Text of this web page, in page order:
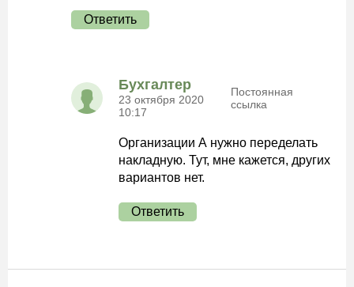
Ответить
Бухгалтер
23 октября 2020
10:17
Постоянная
ссылка
Организации А нужно переделать
накладную. Тут, мне кажется, других
вариантов нет.
Ответить